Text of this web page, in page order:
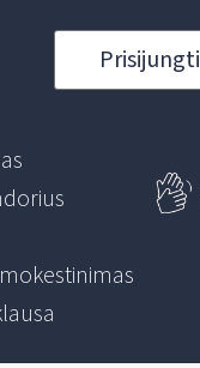
Prisijungti